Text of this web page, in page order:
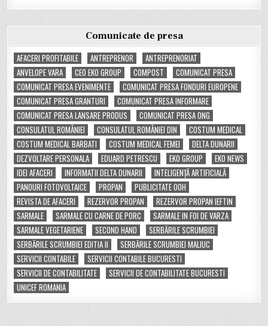
Comunicate de presa
AFACERI PROFITABILE
ANTREPRENOR
ANTREPRENORIAT
ANVELOPE VARA
CEO EKO GROUP COMPOST
COMUNICAT PRESA
COMUNICAT PRESA EVENIMENTE
COMUNICAT PRESA FONDURI EUROPENE
COMUNICAT PRESA GRANTURI
COMUNICAT PRESA INFORMARE
COMUNICAT PRESA LANSARE PRODUS
COMUNICAT PRESA ONG
CONSULATUL ROMÂNIEI
CONSULATUL ROMÂNIEI DIN
COSTUM MEDICAL
COSTUM MEDICAL BARBATI
COSTUM MEDICAL FEMEI
DELTA DUNARII
DEZVOLTARE PERSONALA
EDUARD PETRESCU EKO GROUP
EKO NEWS
IDEI AFACERI
INFORMATII DELTA DUNARII
INTELIGENȚĂ ARTIFICIALĂ
PANOURI FOTOVOLTAICE
PROPAN
PUBLICITATE OOH
REVISTA DE AFACERI
REZERVOR PROPAN
REZERVOR PROPAN IEFTIN
SARMALE
SARMALE CU CARNE DE PORC
SARMALE IN FOI DE VARZA
SARMALE VEGETARIENE
SECOND HAND
SERBĂRILE SCRUMBIEI
SERBĂRILE SCRUMBIEI EDITIA II
SERBĂRILE SCRUMBIEI MALIUC
SERVICII CONTABILE
SERVICII CONTABILE BUCURESTI
SERVICII DE CONTABILITATE
SERVICII DE CONTABILITATE BUCURESTI
UNICEF ROMANIA